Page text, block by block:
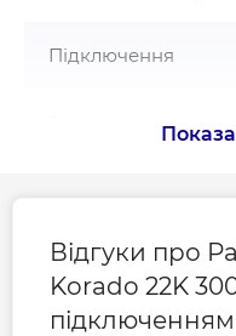
Підключення
Розмір підключення
Тип радіатора
Тип сталевого
Відгуки про
Korado 22K
підключенням